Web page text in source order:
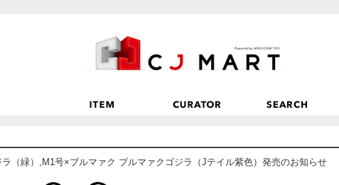
（緑）,M1号×ブルマァク ブルマァクゴジラ（Jテイル紫色）発売のお知らせ